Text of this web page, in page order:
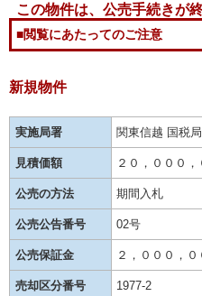
この物件は、公売手続きが
■閲覧にあたってのご注意
新規物件
実施局署 関東信越 国税局
見積価額 ２０，０００，
公売の方法 期間入札
公売公告番号 02号
公売保証金 ２，０００，０
売却区分番号 1977-2